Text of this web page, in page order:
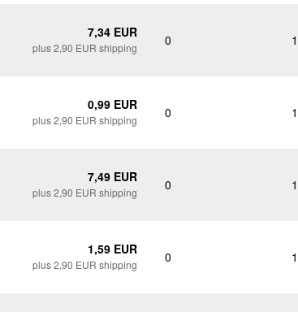
7,34 EUR
plus 2,90 EUR shipping 0
0,99 EUR
plus 2,90 EUR shipping 0
7,49 EUR
plus 2,90 EUR shipping 0
1,59 EUR
plus 2,90 EUR shipping 0